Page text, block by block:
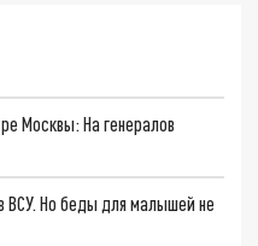
Москвы: На генералов
ВСУ. Но беды для малышей не